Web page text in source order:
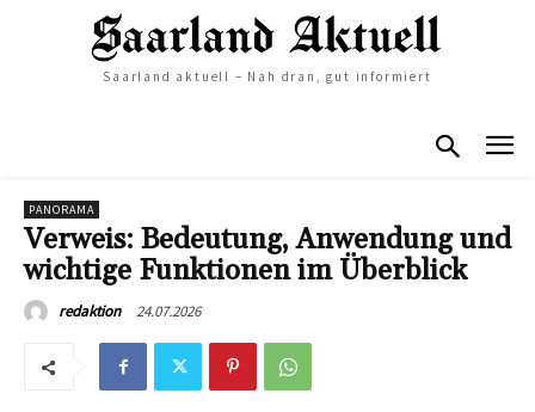
Saarland aktuell – Nah dran, gut informiert
PANORAMA
Verweis: Bedeutung, Anwendung und
wichtige Funktionen im Überblick
redaktion 24.07.2026